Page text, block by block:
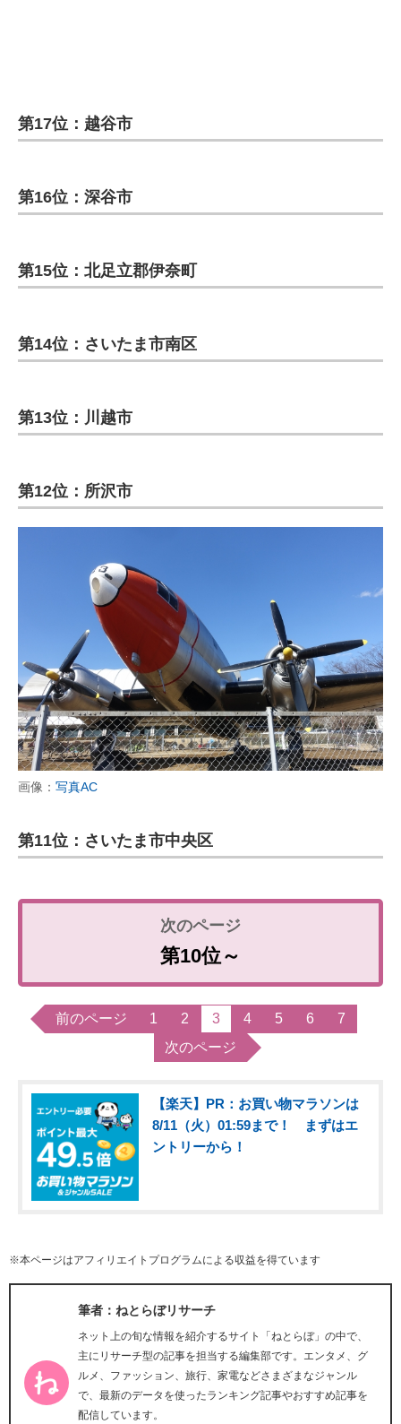
第17位：越谷市
第16位：深谷市
第15位：北足立郡伊奈町
第14位：さいたま市南区
第13位：川越市
第12位：所沢市
画像： 写真AC
第11位：さいたま市中央区
第10位～
前のページ 1 2 3 4 5 6
7
次のページ
【楽天】PR：お買い物マラソンは
8/11（火）01:59まで！ まずはエ
ントリーから！
※本ページはアフィリエイトプログラムによる収益を得ています
筆者：ねとらぼリサーチ
ネット上の旬な情報を紹介するサイト「ねとらぼ」の中で、
主にリサーチ型の記事を担当する編集部です。エンタメ、グ
ルメ、ファッション、旅行、家電などさまざまなジャンル
で、最新のデータを使ったランキング記事やおすすめ記事を
配信しています。